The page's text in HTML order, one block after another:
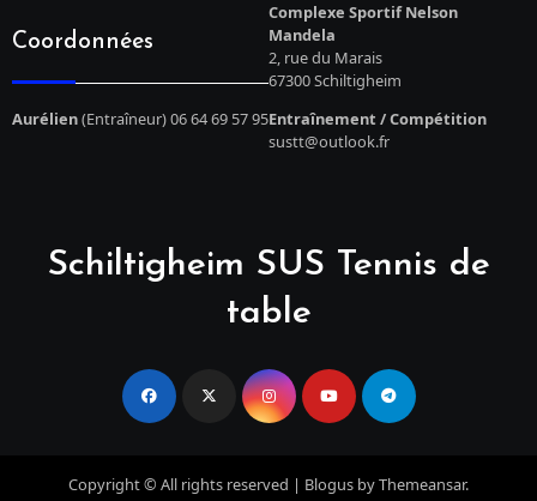
Coordonnées
Complexe Sportif Nelson
Mandela
2, rue du Marais
67300 Schiltigheim
Aurélien(Entraîneur) 06 64 69 57 95Entraînement / Compétition
sustt@outlook.fr
Schiltigheim SUS Tennis de
table
Copyright © All rights reserved | Blogus byThemeansar.